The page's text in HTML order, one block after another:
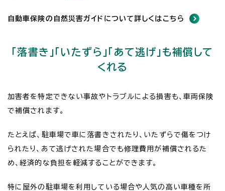
自動車保険の自然災害ガイドについて詳しくはこちら
「落書き」「いたずら」「あて逃げ」も補償して
くれる
加害者を特定できない事故やトラブルによる損害も、車両保険
で補償されます。
たとえば、駐車場で車に落書きされたり、いたずらで傷をつけ
られたり、あて逃げされた場合でも修理費用が補償されるた
め、経済的な負担を軽減することができます。
特に屋外の駐車場を利用している場合や人気の高い車種を所